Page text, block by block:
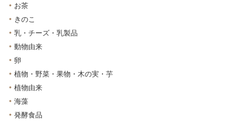
お茶
きのこ
乳・チーズ・乳製品
動物由来
卵
植物・野菜・果物・木の実・芋
植物由来
海藻
発酵食品